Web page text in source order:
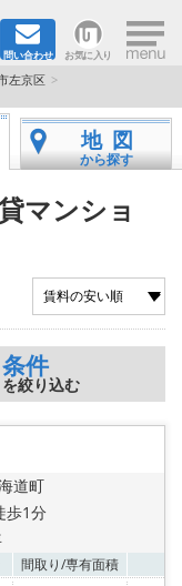
問い合わせ お気に入り ×
左京区
地図
から探す
マンショ
条件
を絞り込む
道町
歩1分
間取り/専有面積